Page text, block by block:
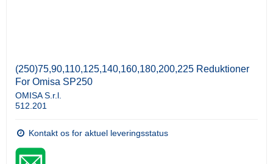
(250)75,90,110,125,140,160,180,200,225 Reduktioner
For Omisa SP250
OMISA S.r.l.
512.201
Kontakt os for aktuel leveringsstatus